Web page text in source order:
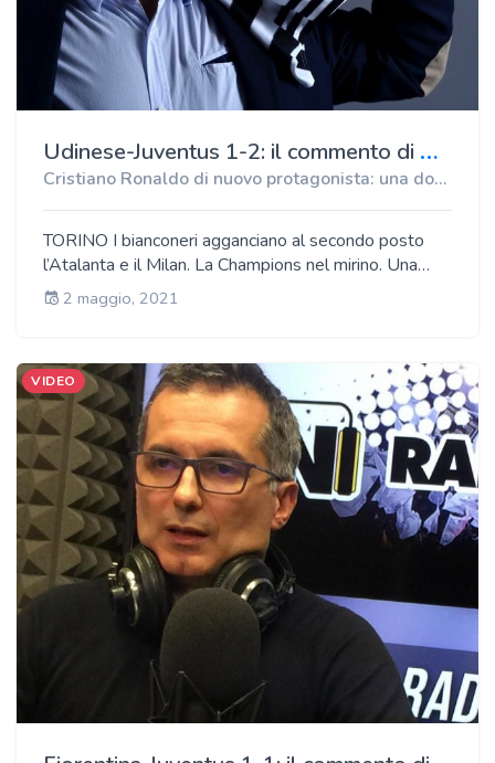
U
dinese-Juventus 1-2: il commento di Antonio Paolino, direttore di Radio Bianconera
Cristiano Ronaldo di nuovo protagonista: una doppietta da zona Champions
TORINO I bianconeri agganciano al secondo posto
l’Atalanta e il Milan. La Champions nel mirino. Una
doppietta del fenomeno portoghese ribalta
l’Udinese. Sarà un finale di stagione scoppiettante
meno amara un anno particolare.
2 maggio, 2021
VIDEO